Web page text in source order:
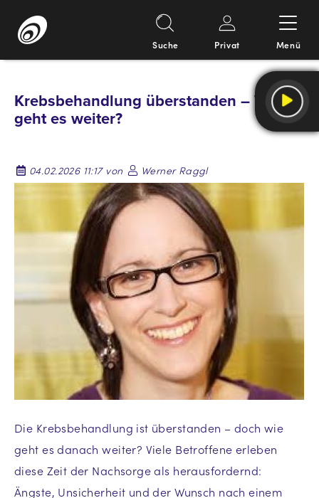
Inhalt
Suche Privat Menü
Krebsbehandlung überstanden – Wie
geht es weiter?
04.02.2026 11:17 von Werner Raggl
Die Krebsbehandlung ist überstanden – doch wie
geht es danach weiter? Viele Betroffene erleben
diese Zeit der Nachsorge als herausfordernd:
Ängste, Unsicherheit und der Wunsch nach einem